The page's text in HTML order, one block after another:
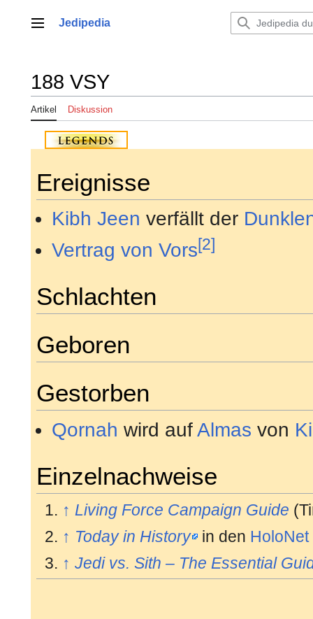
springenHauptmenü
Jedipedia
188 VSY
Artikel Diskussion
Ereignisse
Kibh Jeen verfällt der
Vertrag von Vors[2]
Schlachten
Geboren
Gestorben
Qornah wird aufAlmas von
Einzelnachweise
↑ Living Force Campaign Guide
↑ Today in History in den
↑ Jedi vs. Sith – The Essential